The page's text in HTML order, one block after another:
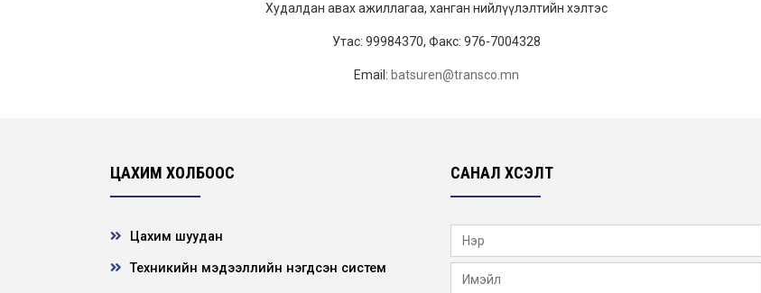
Худалдан авах ажиллагаа, ханган нийлүүлэлтийн хэлтэс
Утас: 99984370, Факс: 976-7004328
Email: batsuren@transco.mn
ЦАХИМ ХОЛБООС
Цахим шуудан
Техникийн мэдээллийн нэгдсэн систем
САНАЛ ХҮСЭЛТ